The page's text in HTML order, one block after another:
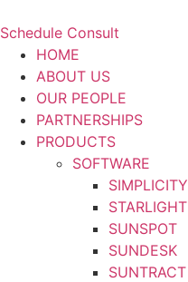
Schedule Consult
HOME
ABOUT US
OUR PEOPLE
PARTNERSHIPS
PRODUCTS
SOFTWARE
SIMPLICITY
STARLIGHT
SUNSPOT
SUNDESK
SUNTRACT